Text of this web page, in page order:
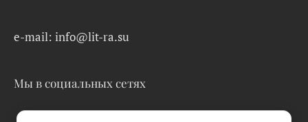
e-mail: info@lit-ra.su
Мы в социальных сетях